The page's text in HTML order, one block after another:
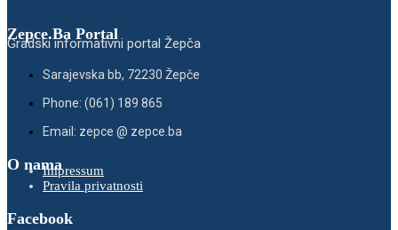
Zepce.Ba Portal
Gradski informativni portal Žepča
Sarajevska bb, 72230 Žepče
Phone: (061) 189 865
Email: zepce @ zepce.ba
O namaImpressum
Pravila privatnosti
Facebook